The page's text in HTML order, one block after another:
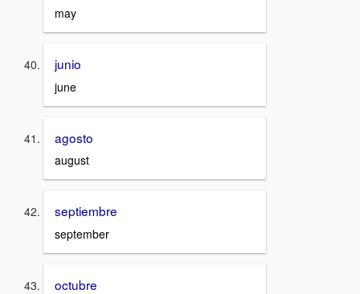
may
junio
june
agosto
august
septiembre
september
octubre